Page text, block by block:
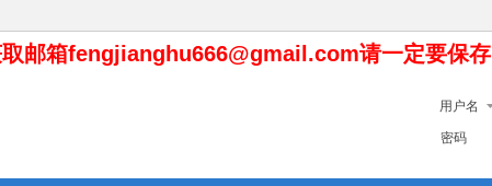
邮箱fengjianghu666@gmail.com请一定要保存
用户名
密码